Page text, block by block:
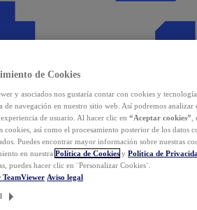
de Cookies
y asociados nos gustaría contar con cookies y
de navegación en nuestro sitio web. Así podremos
de usuario. Al hacer clic en “Aceptar cookies”
cookies, así como el procesamiento posterior de los
Puedes encontrar mayor información sobre nuestras
en nuestra Política de Cookies y Política de
puedes hacer clic en ¨Personalizar Cookies¨.
TeamViewer Aviso legal